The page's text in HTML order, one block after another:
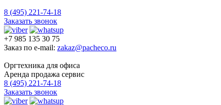
8 (495) 221-74-18
Заказать звонок
+7 985 135 30 75
Заказ по e-mail: zakaz@pacheco.ru
Оргтехника для офиса
Аренда продажа сервис
8 (495) 221-74-18
Заказать звонок